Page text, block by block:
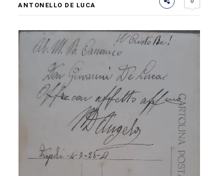
ANTONELLO DE LUCA